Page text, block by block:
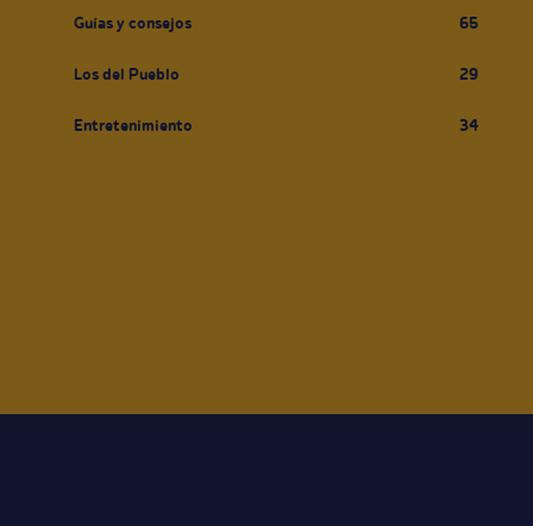
Guías y consejos 65
Los del Pueblo 29
Entretenimiento 34